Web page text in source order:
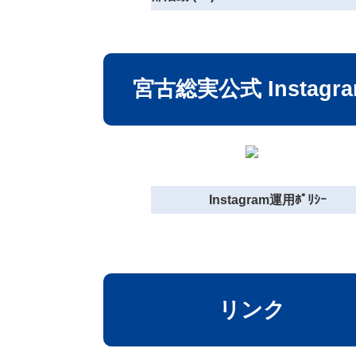
宮古総実公式
Instagram運用ﾎﾟﾘｼｰ
リンク